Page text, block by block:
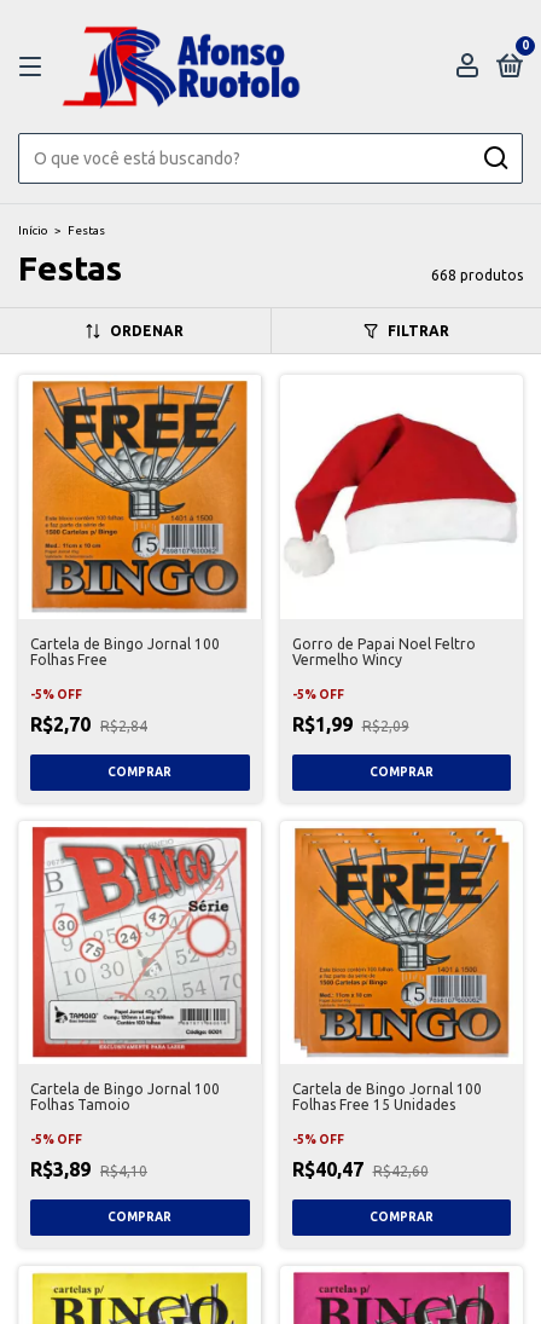
0
Início > Festas
Festas 668 produtos
ORDENAR FILTRAR
Cartela de Bingo Jornal 100
Folhas Free
-5% OFF
R$2,70 R$2,84
Gorro de Papai Noel Feltro
Vermelho Wincy
-5% OFF
R$1,99 R$2,09
Cartela de Bingo Jornal 100
Folhas Tamoio
-5% OFF
R$3,89 R$4,10
Cartela de Bingo Jornal 100
Folhas Free 15 Unidades
-5% OFF
R$40,47 R$42,60